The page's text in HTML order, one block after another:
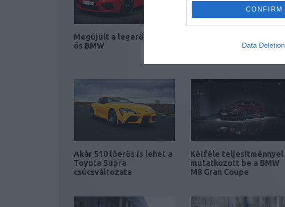
CONFIRM
Data Deletion
Megújult a legerősebb 5-
ös BMW
BMW X5 és az X6
Akár 510 lóerős is lehet a
Toyota Supra
csúcsváltozata
Kétféle teljesítménnyel
mutatkozott be a BMW
M8 Gran Coupe